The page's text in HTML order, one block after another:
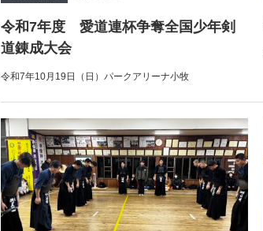
令和7年度 愛道連杯争奪全国少年剣
道錬成大会
令和7年10月19日（日）パークアリーナ小牧